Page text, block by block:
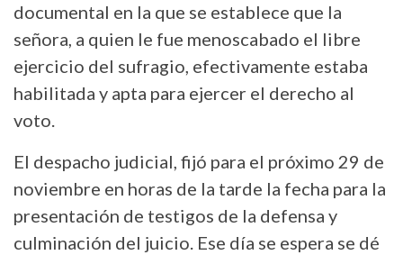
documental en la que se establece que la
señora, a quien le fue menoscabado el libre
ejercicio del sufragio, efectivamente estaba
habilitada y apta para ejercer el derecho al
voto.
El despacho judicial, fijó para el próximo 29 de
noviembre en horas de la tarde la fecha para la
presentación de testigos de la defensa y
culminación del juicio. Ese día se espera se dé